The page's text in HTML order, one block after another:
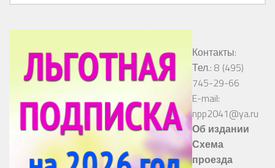
Контакты:
Тел.: 8 (495)
745-29-66
E-mail:
npp2041@ya.ru
Об издании
Схема
проезда